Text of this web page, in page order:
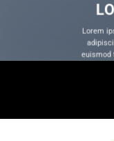
Lorem
euismod